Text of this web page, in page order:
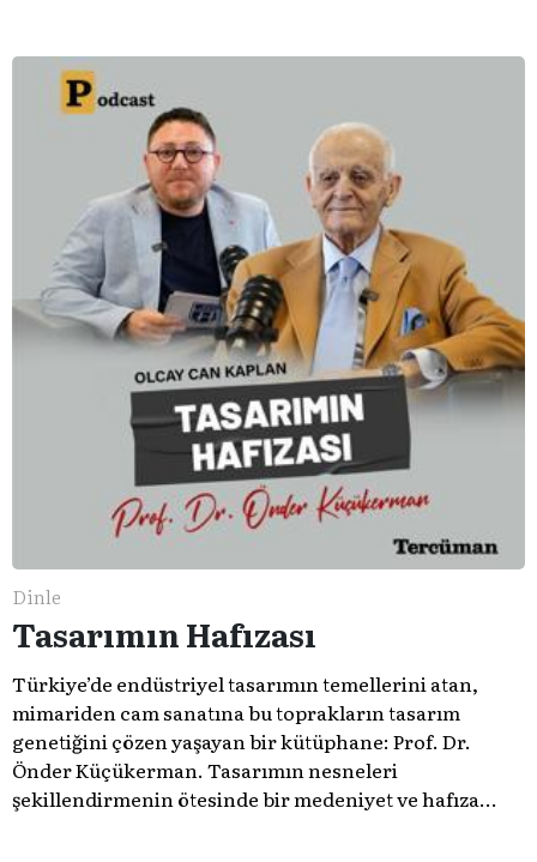
Dinle
Tasarımın Hafızası
Türkiye’de endüstriyel tasarımın temellerini atan,
mimariden cam sanatına bu toprakların tasarım
genetiğini çözen yaşayan bir kütüphane: Prof. Dr.
Önder Küçükerman. ​Tasarımın nesneleri
şekillendirmenin ötesinde bir medeniyet ve hafıza